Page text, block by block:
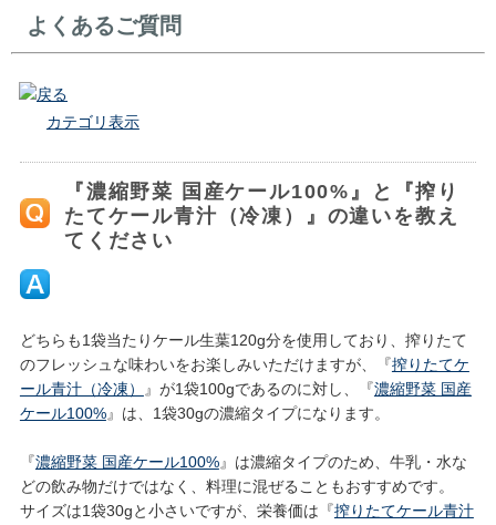
よくあるご質問
戻る
カテゴリ表示
『濃縮野菜 国産ケール100%』と『搾り
たてケール青汁（冷凍）』の違いを教え
てください
どちらも1袋当たりケール生葉120g分を使用しており、搾りたて
のフレッシュな味わいをお楽しみいただけますが、『搾りたてケ
ール青汁（冷凍）
』が1袋100gであるのに対し、『濃縮野菜 国産
ケール100%』は、1袋30gの濃縮タイプになります。
『濃縮野菜 国産ケール100%』は濃縮タイプのため、牛乳・水な
どの飲み物だけではなく、料理に混ぜることもおすすめです。
サイズは1袋30gと小さいですが、栄養価は『搾りたてケール青汁